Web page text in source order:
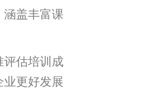
涵盖丰富课
评估培训成
业更好发展